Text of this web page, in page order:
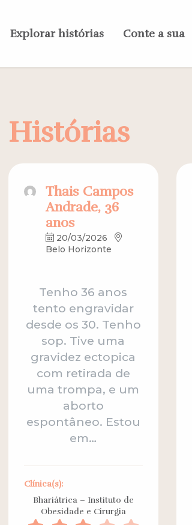
Explorar histórias Conte a sua
Histórias
Thais Campos
Andrade, 36
anos
20/03/2026
Belo Horizonte
Tenho 36 anos
tento engravidar
desde os 30. Tenho
sop. Tive uma
gravidez ectopica
com retirada de
uma trompa, e um
aborto
espontâneo. Estou
em…
Clínica(s):
Bhariátrica – Instituto de
Obesidade e Cirurgia